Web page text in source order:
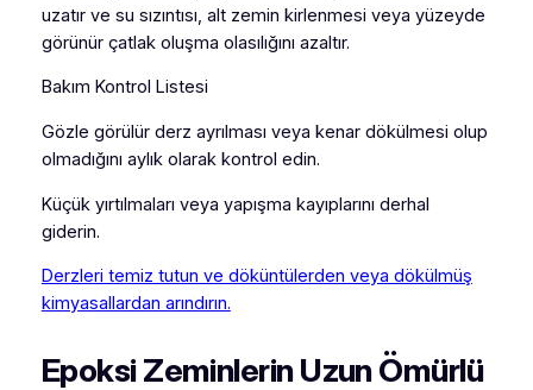
uzatır ve su sızıntısı, alt zemin kirlenmesi veya yüzeyde
görünür çatlak oluşma olasılığını azaltır.
Bakım Kontrol Listesi
Gözle görülür derz ayrılması veya kenar dökülmesi olup
olmadığını aylık olarak kontrol edin.
Küçük yırtılmaları veya yapışma kayıplarını derhal
giderin.
Derzleri temiz tutun ve döküntülerden veya dökülmüş
kimyasallardan arındırın.
Epoksi Zeminlerin Uzun Ömürlü